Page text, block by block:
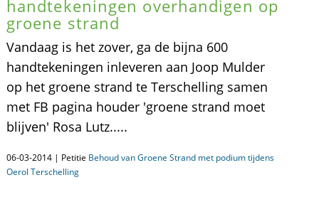
handtekeningen overhandigen op
groene strand
Vandaag is het zover, ga de bijna 600
handtekeningen inleveren aan Joop Mulder
op het groene strand te Terschelling samen
met FB pagina houder 'groene strand moet
blijven' Rosa Lutz.....
06-03-2014 | Petitie Behoud van Groene Strand met podium tijdens
Oerol Terschelling